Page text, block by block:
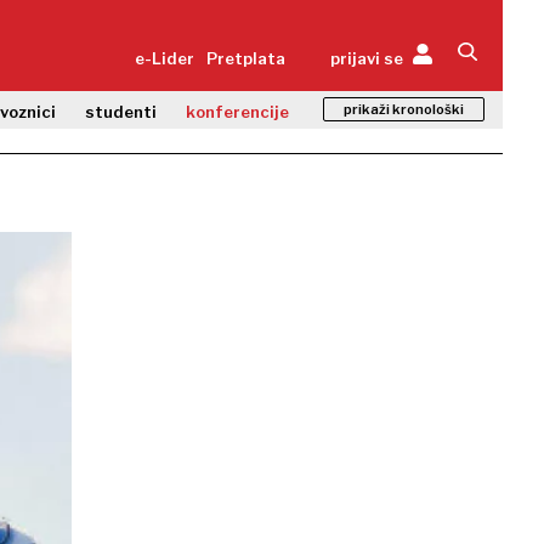
e-Lider Pretplata prijavi se
studenti konferencije prikaži kronološki